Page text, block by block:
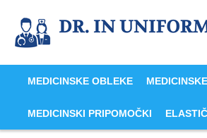
MEDICINSKE OBLEKE
MEDICINSKI PRIPOMOČKI